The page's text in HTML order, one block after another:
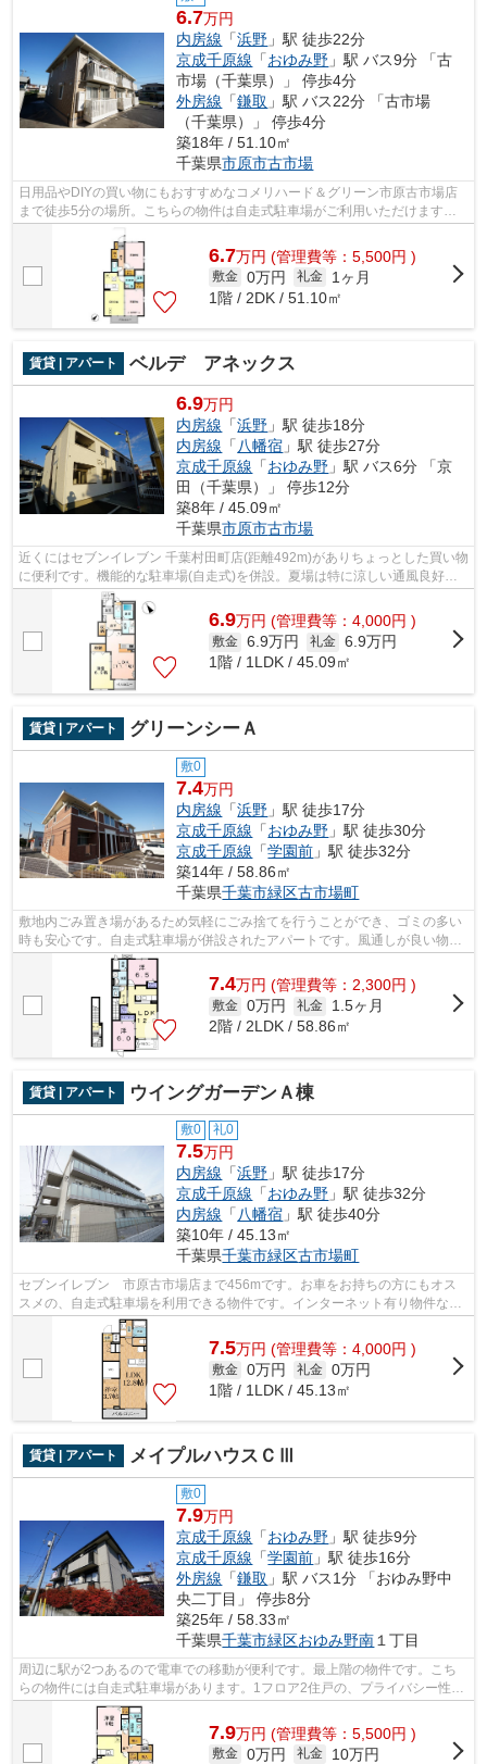
6.7万円
内房線 「浜野 」駅 徒歩22分
京成千原線 「おゆみ野 」駅 バス9分 「古
市場（千葉県）」 停歩4分
外房線 「鎌取 」駅 バス22分 「古市場
（千葉県）」 停歩4分
築18年 / 51.10㎡
千葉県市原市古市場
日用品やDIYの買い物にもおすすめなコメリハード＆グリーン市原古市場店
まで徒歩5分の場所。こちらの物件は自走式駐車場がご利用いただけます。
6.7万円 (管理費等：5,500円 )
敷金 0万円 礼金
1ヶ月
1階 / 2DK / 51.10㎡
賃貸 | アパート ベルデ アネックス
6.9万円
内房線 「浜野 」駅 徒歩18分
内房線 「 八幡宿 」駅 徒歩27分
京成千原線 「おゆみ野 」駅 バス6分 「京
田（千葉県）」 停歩12分
築8年 / 45.09㎡
千葉県市原市古市場
近くにはセブンイレブン 千葉村田町店(距離492m)がありちょっとした買い物
に便利です。機能的な駐車場(自走式)を併設。夏場は特に涼しい通風良好な
環境の良い快適空間をどうぞ。こちら...
6.9万円 (管理費等：4,000円 )
敷金 6.9万円 礼金 6.9万円
1階 / 1LDK / 45.09㎡
賃貸 | アパート グリーンシーＡ
敷0
7.4万円
内房線 「浜野 」駅 徒歩17分
京成千原線 「おゆみ野 」駅 徒歩30分
京成千原線 「学園前 」駅 徒歩32分
築14年 / 58.86㎡
千葉県千葉市緑区古市場町
敷地内ごみ置き場があるため気軽にごみ捨てを行うことができ、ゴミの多い
時も安心です。自走式駐車場が併設されたアパートです。風通しが良い物件
です。こちらのアパートはインターネ...
7.4万円 (管理費等：2,300円 )
敷金 0万円 礼金
1.5ヶ月
2階 / 2LDK / 58.86㎡
賃貸 | アパート ウイングガーデンＡ棟
敷0 礼0
7.5万円
内房線 「浜野 」駅 徒歩17分
京成千原線 「おゆみ野 」駅 徒歩32分
内房線 「八幡宿 」駅 徒歩40分
築10年 / 45.13㎡
千葉県千葉市緑区古市場町
セブンイレブン 市原古市場店まで456mです。お車をお持ちの方にもオス
スメの、自走式駐車場を利用できる物件です。インターネット有り物件なの
で、ネットをよく使う方におすすめです...
7.5万円 (管理費等：4,000円 )
敷金 0万円 礼金 0万円
1階 / 1LDK / 45.13㎡
賃貸 | アパート メイプルハウスＣⅢ
敷0
7.9万円
京成千原線 「おゆみ野 」駅 徒歩9分
京成千原線 「学園前 」駅 徒歩16分
外房線 「鎌取 」駅 バス1分 「おゆみ野中
央二丁目」 停歩8分
築25年 / 58.33㎡
千葉県千葉市緑区おゆみ野南１丁目
周辺に駅が2つあるので電車での移動が便利です。最上階の物件です。こち
らの物件には自走式駐車場があります。1フロア2住戸の、プライバシー性も
高いアパートとなっております。興味を...
7.9万円 (管理費等：5,500円 )
敷金 0万円 礼金
10万円